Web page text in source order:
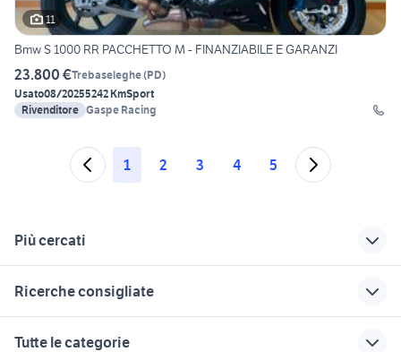
11
Bmw S 1000 RR PACCHETTO M - FINANZIABILE E GARANZI
23.800 €Trebaseleghe(PD)
Usato08/20255242 KmSport
Rivenditore Gaspe Racing
1 2 3 4 5
Più cercati
moto usate curtarolo
kawasaki a verona e
Ricerche consigliate
Tutte le categorie